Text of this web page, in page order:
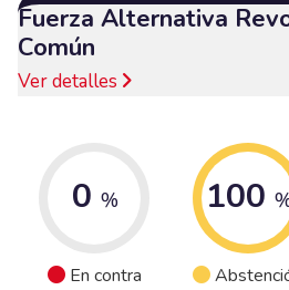
Fuerza Alternativa
Común
Ver detalles
0 %
En contra
100